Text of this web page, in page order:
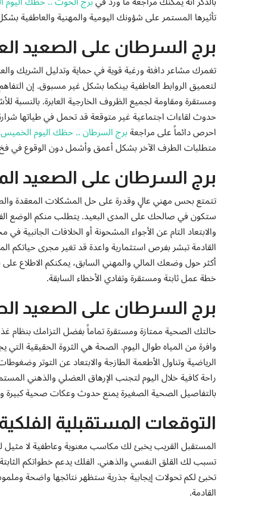
تأثيرها المستمر على شؤونك اليومية والمهنية والعاطفية
برج السرطان على الصعيد
تغمرك مشاعر دافئة ورغبة قوية في حماية وتدليل الشريك
لتعميق الروابط العاطفية بينكما بشكل غير مسبوق. إن
ومستقرة ومقاومة لجميع الظروف الخارجية العابرة. بالنسبة
حدوث لقاءات اجتماعية غير متوقعة قد تحمل في طياتها
احرص دائماً على مراجعةبرج السرطان .. حظك اليوم الخميس 21-5-2026
متطلبات الطرف الآخر بشكل أعمق وأشمل دون الوقوع في فخ
برج السرطان على الصعيد
تتمتع بحس مهني عالٍ وقدرة على حل المشكلات المعقدة
ستكون في صالحك على المدى البعيد. يتطلب منكم الوضع
والابتعاد التام عن الأجواء المشحونة أو الخلافات
القادمة تبشر بفرص استثمارية واعدة قد تغير مجرى حياتكم
أكثر حول وضعك المالي والمهني السابق، يمكنكم الاطلاع على
خطة عمل ثابتة ومستقرة وتفادي الأخطاء السابقة.
برج السرطان على الصعيد
حالتك الصحية ممتازة ومستقرة تماماً بفضل التزامك
وافرة من المياه طوال اليوم. الصحة هي الثروة الحقيقية التي
الرياضية وتناول الأطعمة الطازجة والابتعاد عن التوتر
راحة كافية خلال اليوم لتجنب الإرهاق العضلي والذهني
بالتفاصيل الصحية الصغيرة يمنع حدوث وعكات صحية كبيرة
التوقعات المستقبلية
المستقبل القريب يخبئ لك مكاسب معنوية وعاطفية لا مثيل
تسبب لك القلق النفسي والذهني. الفلك يدعم خطواتكم
تخبئ لكم تحولات إيجابية جذرية ستظهر نتائجها واضحة
القادمة.